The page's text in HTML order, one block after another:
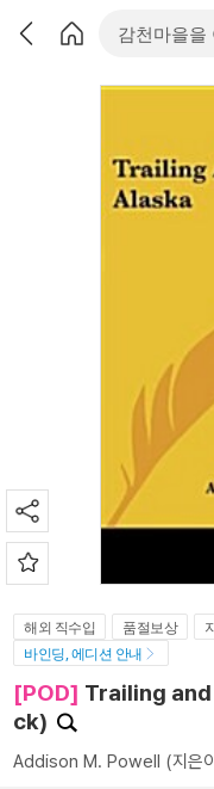
해외 직수입 품절보상
바인딩, 에디션 안내
[POD] Trailing
ck)
Addison M. Powell (지은